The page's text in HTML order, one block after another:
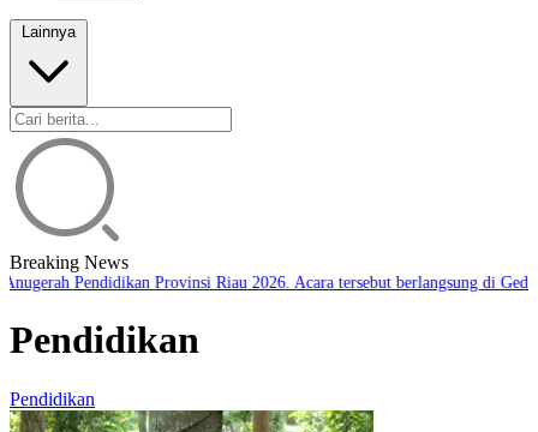
Lainnya
Breaking News
Pendidikan Provinsi Riau 2026. Acara tersebut berlangsung di
Pendidikan
Pendidikan